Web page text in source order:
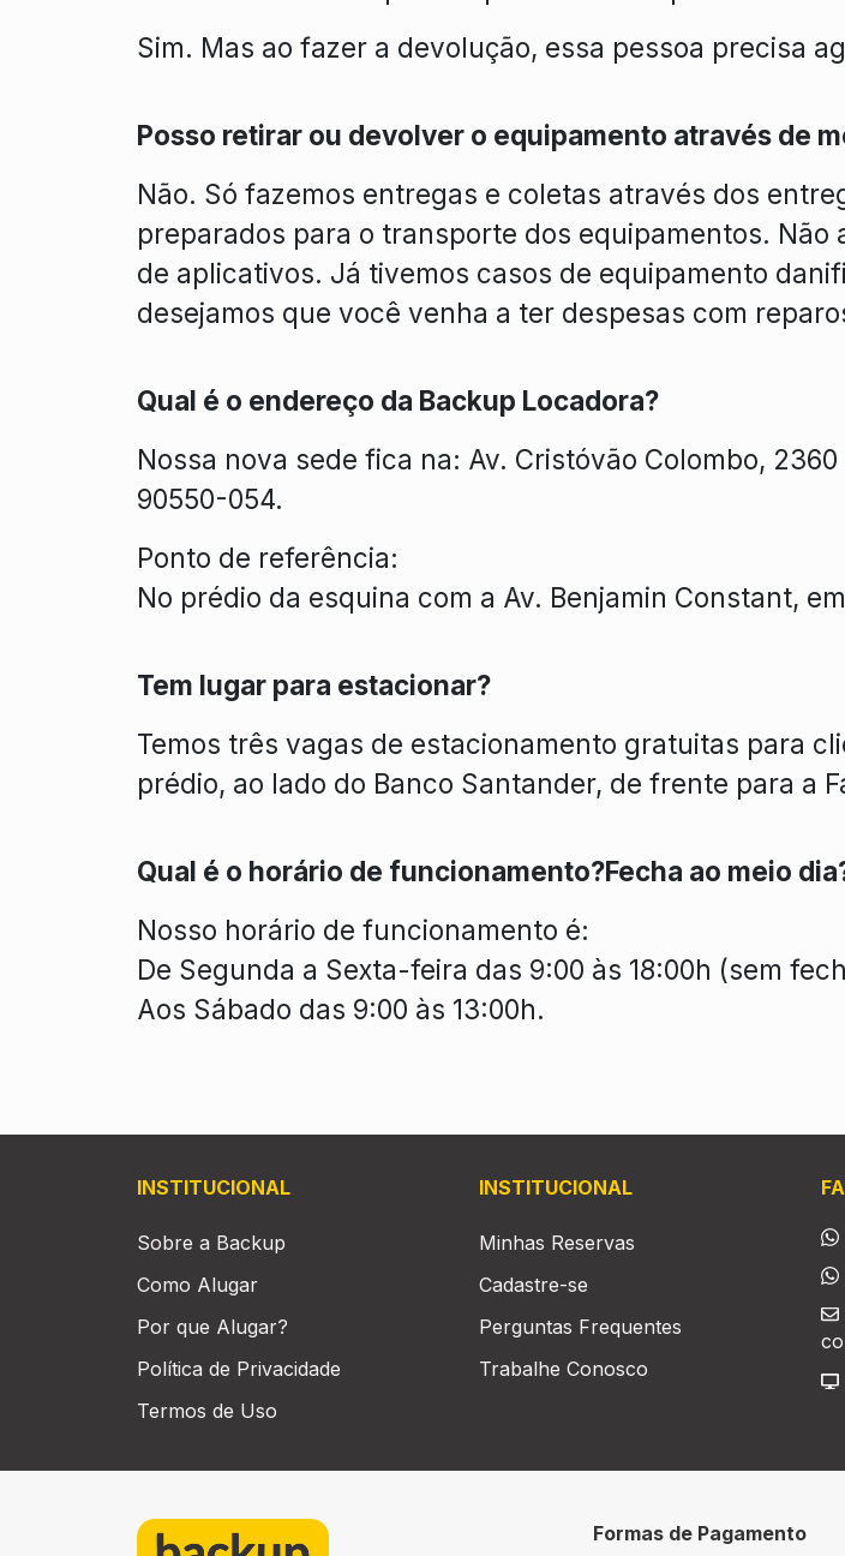
Sim. Mas ao fazer a devolução, essa pessoa precisa
Posso retirar ou devolver o equipamento através de
Não. Só fazemos entregas e coletas através dos
preparados para o transporte dos equipamentos.
de aplicativos. Já tivemos casos de equipamento
desejamos que você venha a ter despesas com
Qual é o endereço da Backup Locadora?
Nossa nova sede fica na: Av. Cristóvão Colombo,
90550-054.
Ponto de referência:
No prédio da esquina com a Av. Benjamin Constant,
Tem lugar para estacionar?
Temos três vagas de estacionamento gratuitas para
prédio, ao lado do Banco Santander, de frente para a
Qual é o horário de funcionamento?Fecha ao meio
Nosso horário de funcionamento é:
De Segunda a Sexta-feira das 9:00 às 18:00h (sem
Aos Sábado das 9:00 às 13:00h.
INSTITUCIONAL
Sobre a Backup
Como Alugar
Por que Alugar?
Política de Privacidade
Termos de Uso
INSTITUCIONAL
Minhas Reservas
Cadastre-se
Perguntas Frequentes
Trabalhe Conosco
Formas de Pagamento